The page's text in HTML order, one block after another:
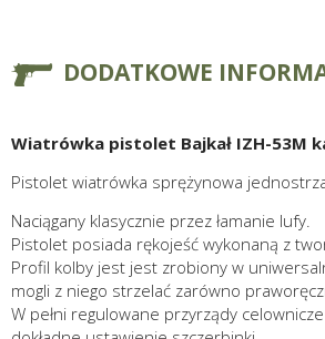
DODATKOWE
Wiatrówka pistolet Bajkał IZH-53M
Pistolet wiatrówka sprężynowa
Naciągany klasycznie przez łamanie lufy.
Pistolet posiada rękojeść wykonaną z
Profil kolby jest jest zrobiony w
mogli z niego strzelać zarówno
W pełni regulowane przyrządy